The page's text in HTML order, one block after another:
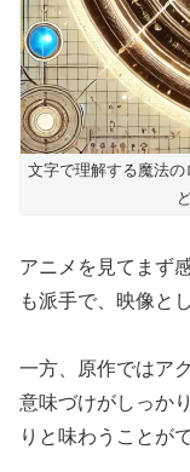
文字で理解する魔法の
アニメを見てまず
も派手で、映像と
一方、原作ではア
意味づけがしっか
りと味わうことが